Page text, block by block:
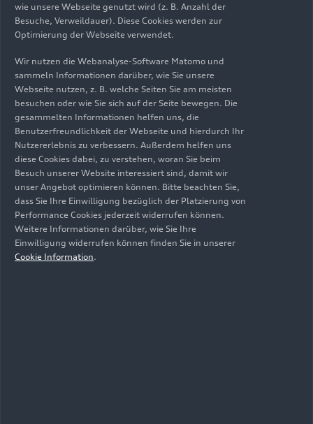
Weltmeisterschaft mit dem Audiquattro
war auch Partner von Audi in der FIA-
Langstrecken-Weltmeisterschaft (WEC), bei den
legendären 24 Stunden von Le Mans, der FIA-
Rallycross-Weltmeisterschaft, der FIA-Formel-E-
Weltmeisterschaft und in der DTM. Der von Audi
entwickelte hocheffiziente Zweiliter-Vierzylinder-
Turbomotor, der 2019 und 2020 in der DTM zum
Einsatz kam, wurde mit Castrol-Schmierstoffen
und einem von Aral entwickelten
Hochleistungskraftstoff zum erfolgreichsten
Motor in der Class-1-Ära der DTM.
Andreas Seidl, CEO Audi-F1-Werksteam:
und bp arbeiten seit vielen Jahren erfolgreich im
Motorsport zusammen. Wir freuen uns, diese
wie unsere Webseite genutzt wird (z. B. Anzahl der
Besuche, Verweildauer). Diese Cookies werden zur
Optimierung der Webseite verwendet.
Wir nutzen die Webanalyse-Software Matomo und
sammeln Informationen darüber, wie Sie unsere
Webseite nutzen, z. B. welche Seiten Sie am meisten
besuchen oder wie Sie sich auf der Seite bewegen. Die
gesammelten Informationen helfen uns, die
Benutzerfreundlichkeit der Webseite und hierdurch Ihr
Nutzererlebnis zu verbessern. Außerdem helfen uns
diese Cookies dabei, zu verstehen, woran Sie beim
Besuch unserer Website interessiert sind, damit wir
unser Angebot optimieren können. Bitte beachten Sie,
dass Sie Ihre Einwilligung bezüglich der Platzierung von
Performance Cookies jederzeit widerrufen können.
Weitere Informationen darüber, wie Sie Ihre
Einwilligung widerrufen können finden Sie in unserer
Cookie Information.